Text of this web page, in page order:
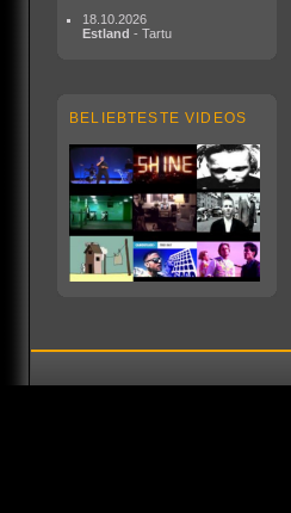
18.10.2026
Estland - Tartu
BELIEBTESTE VIDEOS